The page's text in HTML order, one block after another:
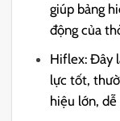
giúp bảng
động của
Hiflex: Đây
lực tốt,
hiệu lớn, dễ